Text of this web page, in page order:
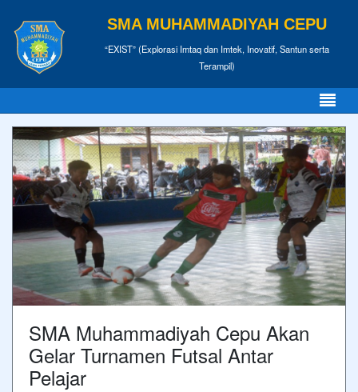
SMA MUHAMMADIYAH CEPU
“EXIST” (Explorasi Imtaq dan Imtek, Inovatif, Santun serta
Terampil)
SMA Muhammadiyah Cepu Akan
Gelar Turnamen Futsal Antar
Pelajar